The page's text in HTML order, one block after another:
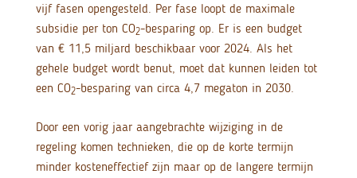
vijf fasen opengesteld. Per fase loopt de maximale
subsidie per ton CO2-besparing op. Er is een budget
van € 11,5 miljard beschikbaar voor 2024. Als het
gehele budget wordt benut, moet dat kunnen leiden tot
een CO2-besparing van circa 4,7 megaton in 2030.
Door een vorig jaar aangebrachte wijziging in de
regeling komen technieken, die op de korte termijn
minder kosteneffectief zijn maar op de langere termijn